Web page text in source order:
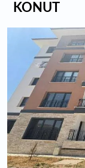
KONUT